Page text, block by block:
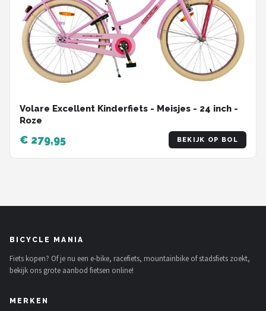
Volare Excellent Kinderfiets - Meisjes - 24 inch -
Roze
€ 279,95 BEKIJK OP BOL
BICYCLE MANIA
Fiets kopen? Of je nu een e-bike, racefiets, mountainbike of stadsfiets zoekt,
bekijk ons grote aanbod fietsen online!
MERKEN